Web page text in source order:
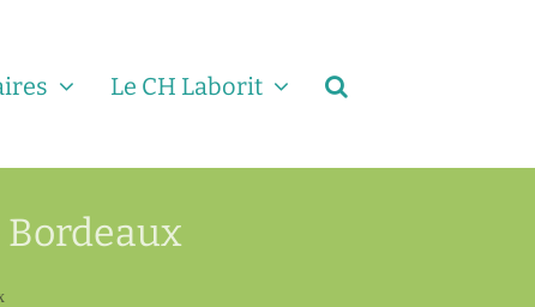
Le CH Laborit
Bordeaux